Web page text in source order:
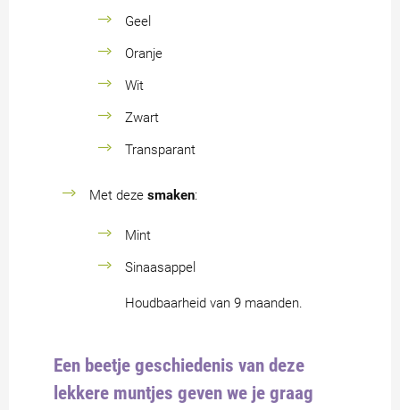
Geel
Oranje
Wit
Zwart
Transparant
Met deze smaken:
Mint
Sinaasappel
Houdbaarheid van 9 maanden.
Een beetje geschiedenis van deze
lekkere muntjes geven we je graag